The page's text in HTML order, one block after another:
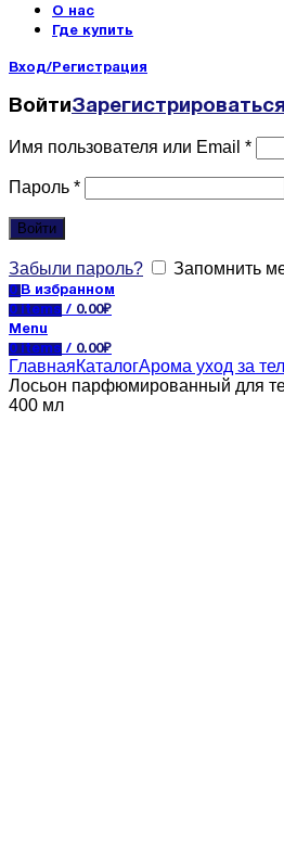
О нас
Где купить
Вход/Регистрация
ВойтиЗарегистрироваться
Имя пользователя или Email *
Пароль *
Войти
Забыли пароль? Запомнить
0 В избранном
0
items / 0.00₽
Menu
0
items / 0.00₽
ГлавнаяКаталогАрома уход за
Лосьон парфюмированный для
400 мл